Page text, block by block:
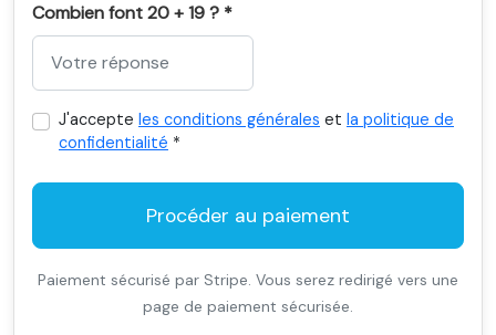
Combien font 20 + 19 ? *
J'accepte les conditions générales et la politique de
confidentialité *
Procéder au paiement
Paiement sécurisé par Stripe. Vous serez redirigé vers une
page de paiement sécurisée.